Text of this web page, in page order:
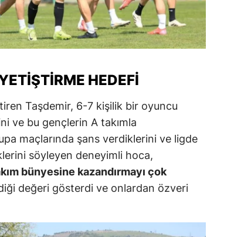
HEDEFI
Taşdemir, 6-7 kişilik bir oyuncu
ve bu gençlerin A takımla
maçlarında şans verdiklerini ve ligde
söyleyen deneyimli hoca,
bünyesine kazandırmayı çok
değeri gösterdi ve onlardan özveri